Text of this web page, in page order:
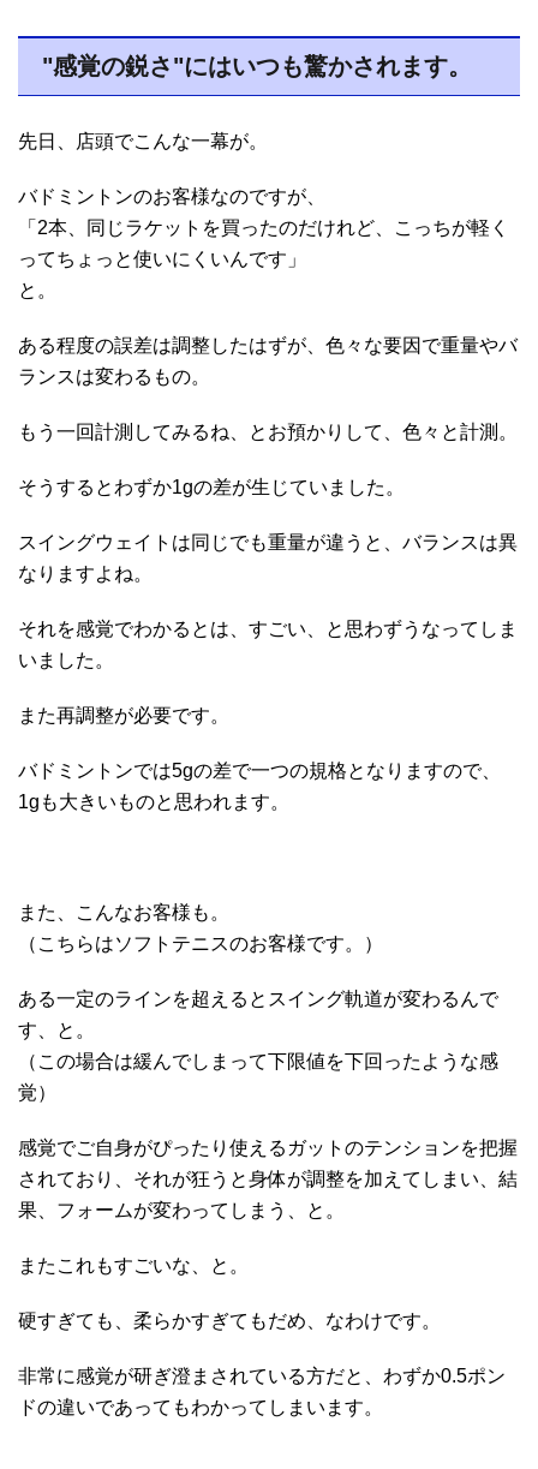
"感覚の鋭さ"にはいつも驚かされます。
先日、店頭でこんな一幕が。
バドミントンのお客様なのですが、
「2本、同じラケットを買ったのだけれど、こっちが軽く
ってちょっと使いにくいんです」
と。
ある程度の誤差は調整したはずが、色々な要因で重量やバ
ランスは変わるもの。
もう一回計測してみるね、とお預かりして、色々と計測。
そうするとわずか1gの差が生じていました。
スイングウェイトは同じでも重量が違うと、バランスは異
なりますよね。
それを感覚でわかるとは、すごい、と思わずうなってしま
いました。
また再調整が必要です。
バドミントンでは5gの差で一つの規格となりますので、
1gも大きいものと思われます。
また、こんなお客様も。
（こちらはソフトテニスのお客様です。）
ある一定のラインを超えるとスイング軌道が変わるんで
す、と。
（この場合は緩んでしまって下限値を下回ったような感
覚）
感覚でご自身がぴったり使えるガットのテンションを把握
されており、それが狂うと身体が調整を加えてしまい、結
果、フォームが変わってしまう、と。
またこれもすごいな、と。
硬すぎても、柔らかすぎてもだめ、なわけです。
非常に感覚が研ぎ澄まされている方だと、わずか0.5ポン
ドの違いであってもわかってしまいます。